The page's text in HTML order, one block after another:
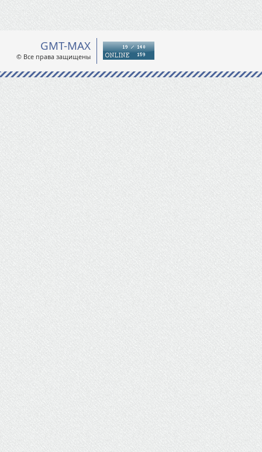
GMT-MAX
© Все права защищены